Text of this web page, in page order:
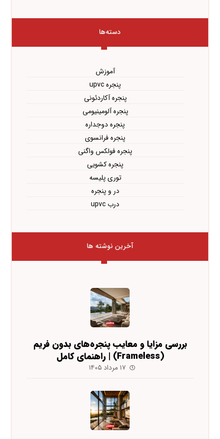
دسته‌ها
آموزش
پنجره upvc
پنجره آکاردئونی
پنجره آلومینیومی
پنجره دوجداره
پنجره فرانسوی
پنجره فولکس واگنی
پنجره کشویی
توری پلیسه
در و پنجره
درب upvc
آخرین نوشته ها
بررسی مزایا و معایب پنجره‌های بدون فریم
(Frameless) | راهنمای کامل
۱۷ مرداد ۱۴۰۵